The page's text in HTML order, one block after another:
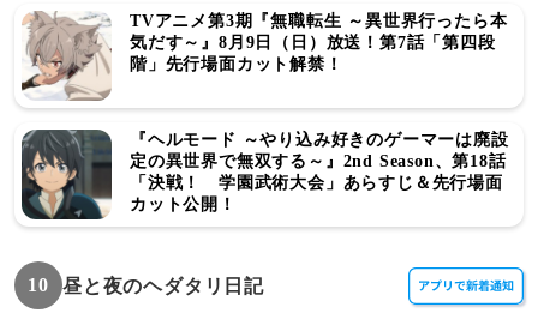
TVアニメ第3期『無職転生 ～異世界行ったら本
気だす～』8月9日（日）放送！第7話「第四段
階」先行場面カット解禁！
『ヘルモード ～やり込み好きのゲーマーは廃設
定の異世界で無双する～』2nd Season、第18話
「決戦！ 学園武術大会」あらすじ＆先行場面
カット公開！
10 昼と夜のヘダタリ日記